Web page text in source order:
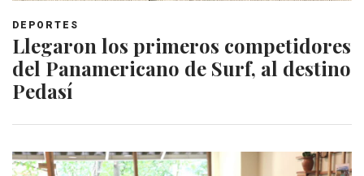
DEPORTES
Llegaron los primeros competidores
del Panamericano de Surf, al destino
Pedasí